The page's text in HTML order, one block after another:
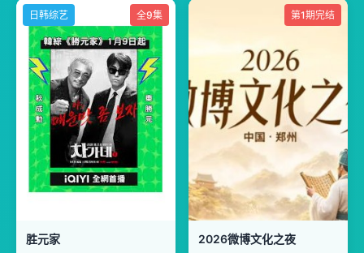
日韩综艺 全9集
胜元家
第1期完结
2026微博文化之夜